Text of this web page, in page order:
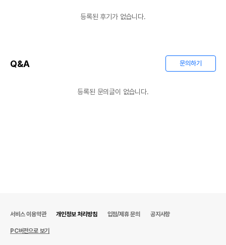
등록된 후기가 없습니다.
Q&A 문의하기
등록된 문의글이 없습니다.
서비스 이용약관 개인정보 처리방침 입점/제휴 문의 공지사항
PC버전으로 보기